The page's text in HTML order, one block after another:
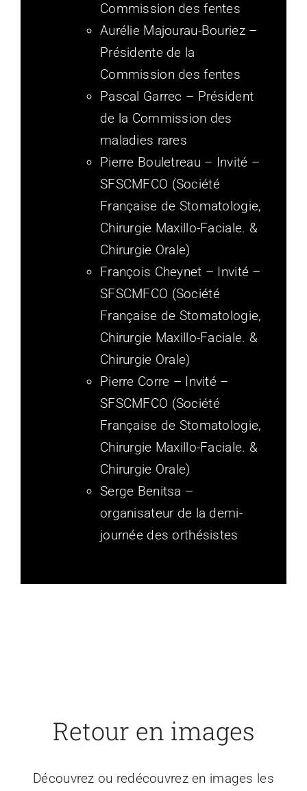
Commission des fentes
Aurélie Majourau-Bouriez –
Présidente de la
Commission des fentes
Pascal Garrec – Président
de la Commission des
maladies rares
Pierre Bouletreau – Invité –
SFSCMFCO (Société
Française de Stomatologie,
Chirurgie Maxillo-Faciale. &
Chirurgie Orale)
François Cheynet – Invité –
SFSCMFCO (Société
Française de Stomatologie,
Chirurgie Maxillo-Faciale. &
Chirurgie Orale)
Pierre Corre – Invité –
SFSCMFCO (Société
Française de Stomatologie,
Chirurgie Maxillo-Faciale. &
Chirurgie Orale)
Serge Benitsa –
organisateur de la demi-
journée des orthésistes
Retour en images
Découvrez ou redécouvrez en images les